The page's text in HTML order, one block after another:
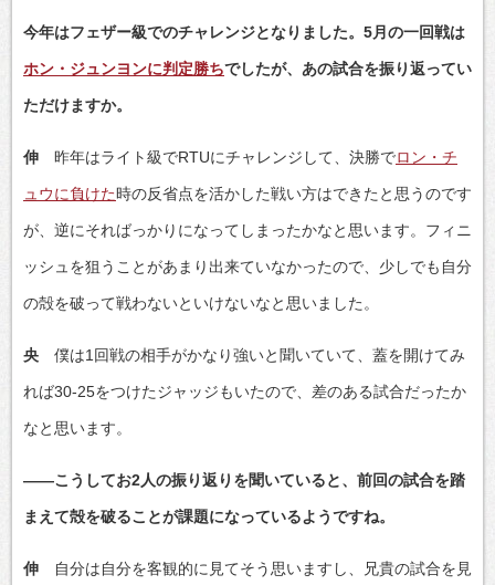
今年はフェザー級でのチャレンジとなりました。5月の一回戦は
ホン・ジュンヨンに判定勝ちでしたが、あの試合を振り返ってい
ただけますか。
伸 昨年はライト級でRTUにチャレンジして、決勝でロン・チ
ュウに負けた時の反省点を活かした戦い方はできたと思うのです
が、逆にそればっかりになってしまったかなと思います。フィニ
ッシュを狙うことがあまり出来ていなかったので、少しでも自分
の殻を破って戦わないといけないなと思いました。
央 僕は1回戦の相手がかなり強いと聞いていて、蓋を開けてみ
れば30-25をつけたジャッジもいたので、差のある試合だったか
なと思います。
――こうしてお2人の振り返りを聞いていると、前回の試合を踏
まえて殻を破ることが課題になっているようですね。
伸 自分は自分を客観的に見てそう思いますし、兄貴の試合を見